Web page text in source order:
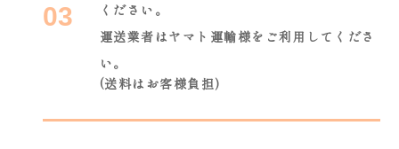
03
ください。
運送業者はヤマト運輸様をご利用してくださ
い。
(送料はお客様負担)